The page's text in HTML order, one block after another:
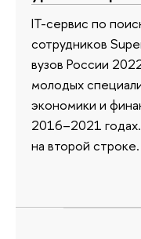
IT-сервис по
сотрудников
вузов России
молодых
экономики и
2016–2021
на второй строке.